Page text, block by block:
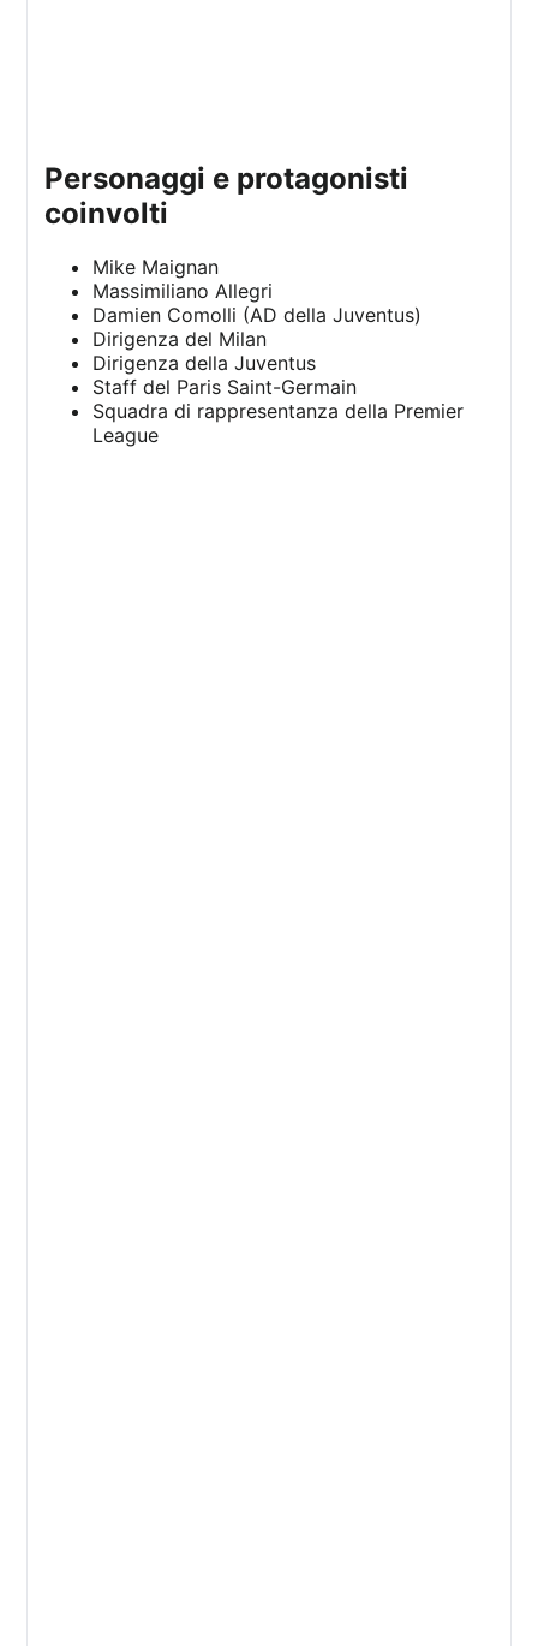
personaggi e protagonisti
coinvolti
Mike Maignan
Massimiliano Allegri
Damien Comolli (AD della Juventus)
Dirigenza del Milan
Dirigenza della Juventus
Staff del Paris Saint-Germain
Squadra di rappresentanza della Premier
League